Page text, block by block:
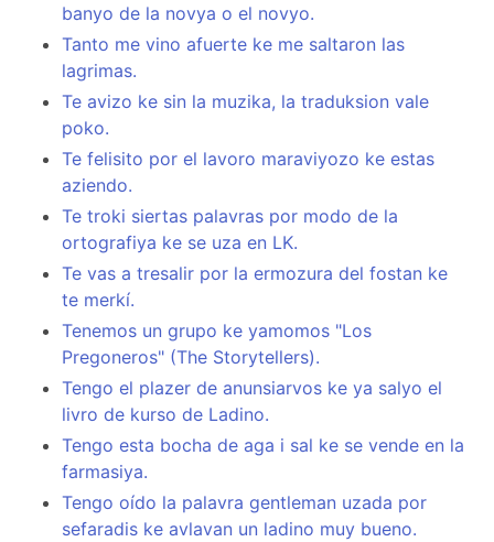
banyo de la novya o el novyo.
Tanto me vino afuerte ke me saltaron las
lagrimas.
Te avizo ke sin la muzika, la traduksion vale
poko.
Te felisito por el lavoro maraviyozo ke estas
aziendo.
Te troki siertas palavras por modo de la
ortografiya ke se uza en LK.
Te vas a tresalir por la ermozura del fostan ke
te merkí.
Tenemos un grupo ke yamomos "Los
Pregoneros" (The Storytellers).
Tengo el plazer de anunsiarvos ke ya salyo el
livro de kurso de Ladino.
Tengo esta bocha de aga i sal ke se vende en la
farmasiya.
Tengo oído la palavra gentleman uzada por
sefaradis ke avlavan un ladino muy bueno.